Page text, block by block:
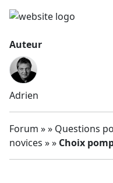
Auteur
Adrien
Forum » » Questions
novices » » Choix